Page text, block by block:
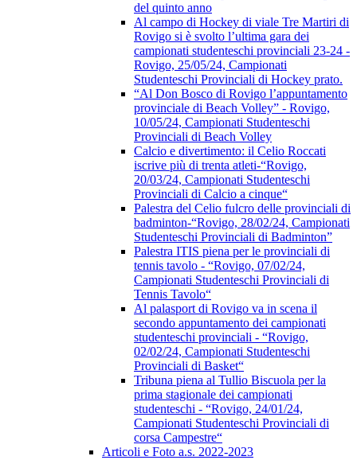
del quinto anno
Al campo di Hockey di viale Tre Martiri di
Rovigo si è svolto l’ultima gara dei
campionati studenteschi provinciali 23-24 -
Rovigo, 25/05/24, Campionati
Studenteschi Provinciali di Hockey prato.
“Al Don Bosco di Rovigo l’appuntamento
provinciale di Beach Volley” - Rovigo,
10/05/24, Campionati Studenteschi
Provinciali di Beach Volley
Calcio e divertimento: il Celio Roccati
iscrive più di trenta atleti-“Rovigo,
20/03/24, Campionati Studenteschi
Provinciali di Calcio a cinque“
Palestra del Celio fulcro delle provinciali di
badminton-“Rovigo, 28/02/24, Campionati
Studenteschi Provinciali di Badminton”
Palestra ITIS piena per le provinciali di
tennis tavolo - “Rovigo, 07/02/24,
Campionati Studenteschi Provinciali di
Tennis Tavolo“
Al palasport di Rovigo va in scena il
secondo appuntamento dei campionati
studenteschi provinciali - “Rovigo,
02/02/24, Campionati Studenteschi
Provinciali di Basket“
Tribuna piena al Tullio Biscuola per la
prima stagionale dei campionati
studenteschi - “Rovigo, 24/01/24,
Campionati Studenteschi Provinciali di
corsa Campestre“
Articoli e Foto a.s. 2022-2023